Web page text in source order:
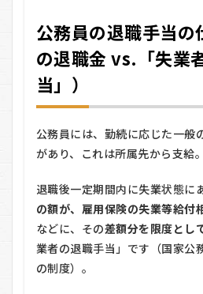
仕組み
（一般
の退職
金 vs.
「失業
者の退
職手
2
業者
の退
職手
当」
をも
らう
条件
公務員の退職手当の
の退職金 vs.「失業
当」）
公務員には、勤続に応じた一般
があり、これは所属先から支給。
退職後一定期間内に失業状態にあ
の額が、雇用保険の失業等給付
などに、その差額分を限度とし
業者の退職手当」です（国家公
の制度）。